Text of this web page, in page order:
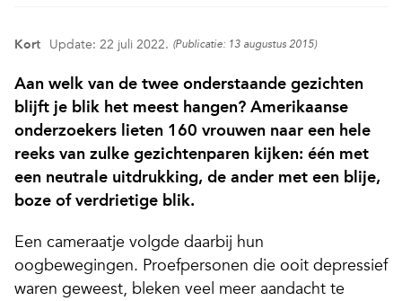
Kort Update: 22 juli 2022. (Publicatie: 13 augustus 2015)
Aan welk van de twee onderstaande gezichten
blijft je blik het meest hangen? Amerikaanse
onderzoekers lieten 160 vrouwen naar een hele
reeks van zulke gezichtenparen kijken: één met
een neutrale uitdrukking, de ander met een blije,
boze of verdrietige blik.
Een cameraatje volgde daarbij hun
oogbewegingen. Proefpersonen die ooit depressief
waren geweest, bleken veel meer aandacht te